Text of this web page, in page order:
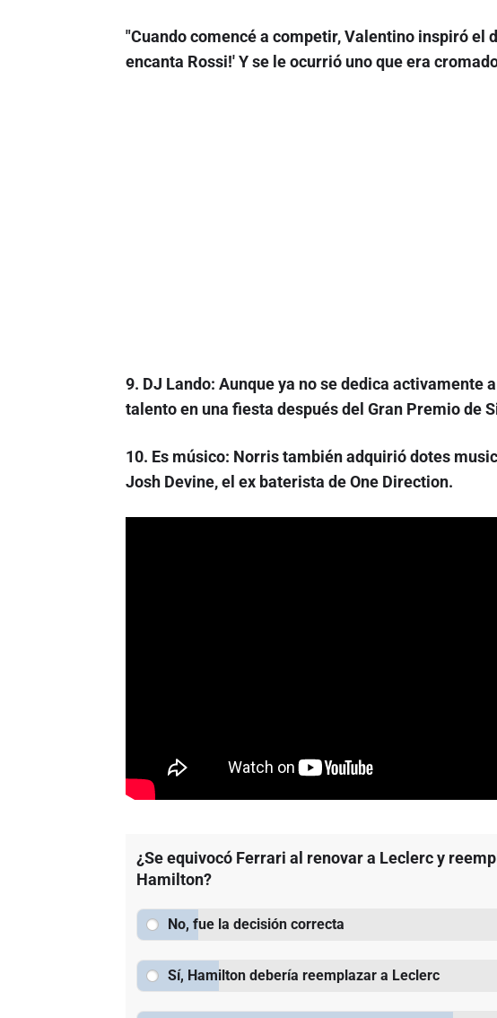
"Cuando comencé a competir, Valentino inspiró el
encanta Rossi!' Y se le ocurrió uno que era
9. DJ Lando: Aunque ya no se dedica activamente
talento en una fiesta después del Gran Premio de
10. Es músico: Norris también adquirió dotes
Josh Devine, el ex baterista de One Direction.
¿Se equivocó Ferrari al renovar a Leclerc y
Hamilton?
No, fue la decisión correcta
Sí, Hamilton debería reemplazar a Leclerc